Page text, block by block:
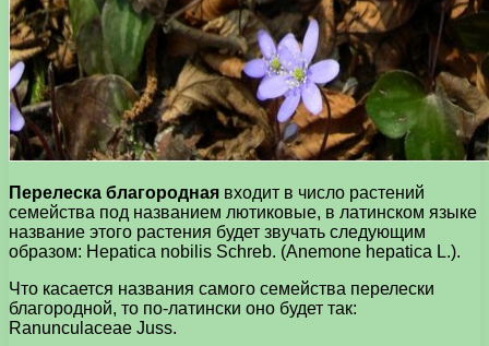
Перелеска благородная входит в число растений
семейства под названием лютиковые, в латинском языке
название этого растения будет звучать следующим
образом: Hepatica nobilis Schreb. (Anemone hepatica L.).
Что касается названия самого семейства перелески
благородной, то по-латински оно будет так:
Ranunculaceae Juss.